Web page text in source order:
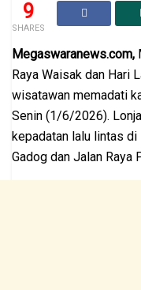
9
SHARES
Megaswaranews.com,
Raya Waisak dan Hari
wisatawan memadati
Senin (1/6/2026).
kepadatan lalu lintas
Gadog dan Jalan Raya